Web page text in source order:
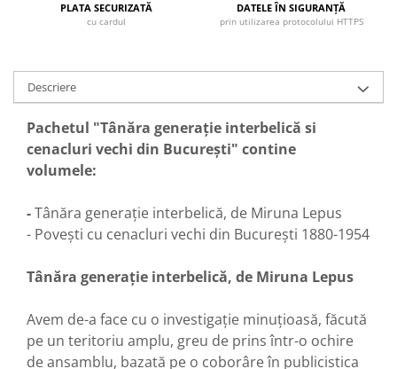
PLATA SECURIZATĂ
cu cardul
DATELE ÎN SIGURANȚĂ
prin utilizarea protocolului HTTPS
Descriere
Pachetul "Tânăra generaţie interbelică si
cenacluri vechi din București" contine
volumele:
-Tânăra generaţie interbelică, de Miruna Lepus
- Povești cu cenacluri vechi din București 1880-1954
Tânăra generaţie interbelică, de Miruna Lepus
Avem de-a face cu o investigaţie minuţioasă, făcută
pe un teritoriu amplu, greu de prins într-o ochire
de ansamblu, bazată pe o coborâre în publicistica